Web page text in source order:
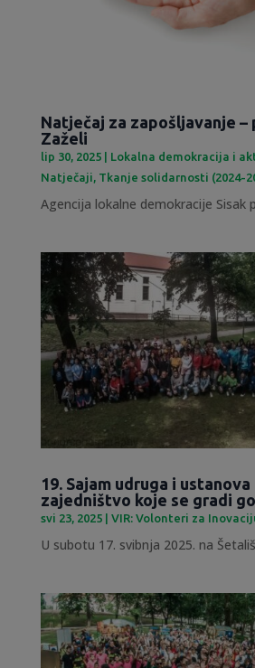
Natječaj za zapošljavanje –
Zaželi
lip 30, 2025| Lokalna demokracija i
Natječaji, Tkanje solidarnosti (2024-
Agencija lokalne demokracije Sisak
19. Sajam udruga i ustanova
zajedništvo koje se gradi
svi 23, 2025| VIR: Volonteri za
U subotu 17. svibnja 2025. na